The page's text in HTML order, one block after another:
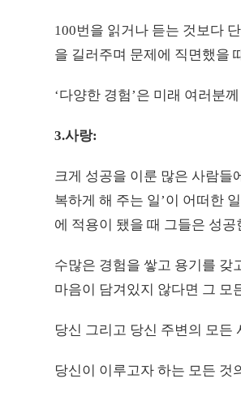
100번을 읽거나 듣는 것보다
을 길러주며 문제에 직면했을
‘다양한 경험’은 미래 여러분
3.사랑:
크게 성공을 이룬 많은 사람들
복하게 해 주는 일’이 어떠한
에 적용이 됐을 때 그들은 성공
수많은 경험을 쌓고 용기를 갖
마음이 담겨있지 않다면 그 모
당신 그리고 당신 주변의 모든
당신이 이루고자 하는 모든 것